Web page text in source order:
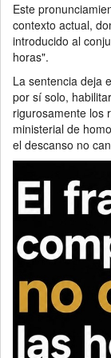
Este
contexto actual,
introducido al
horas".
La sentencia deja
por sí solo,
rigurosamente los
ministerial de
el descanso no